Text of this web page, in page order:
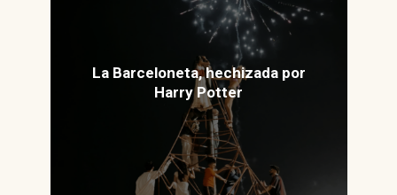
La Barceloneta, hechizada por
Harry Potter